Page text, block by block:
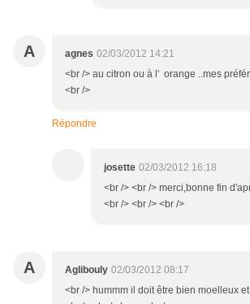
A agnes 02/03/2012 14:21
<br /> au citron ou à l' orange ..mes
<br />
Répondre
josette 02/03/2012 16:18
<br /> <br /> merci,bonne fin
<br /> <br /> <br />
A Aglibouly 02/03/2012 08:17
<br /> hummm il doit être bien moelleux